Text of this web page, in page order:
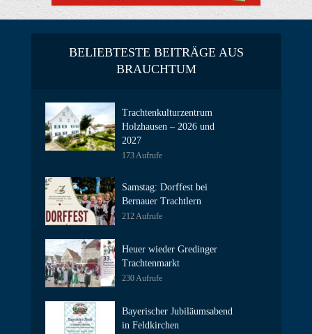
BELIEBTESTE BEITRÄGE AUS
BRAUCHTUM
Trachtenkulturzentrum
Holzhausen – 2026 und
2027
173 Aufrufe
Samstag: Dorffest bei
Bernauer Trachtlern
212 Aufrufe
Heuer wieder Gredinger
Trachtenmarkt
230 Aufrufe
Bayerischer Jubiläumsabend
in Feldkirchen